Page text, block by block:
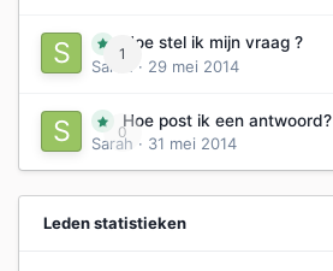
1
Hoe stel ik mijn vraag ?
Sarah
· 29 mei 2014
0
Hoe post ik een antwoord?
Sarah · 31 mei 2014
Leden statistieken